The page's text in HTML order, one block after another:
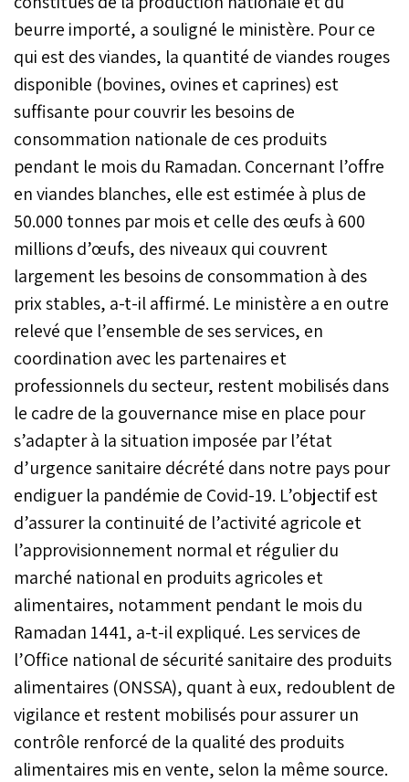
beurre importé, a souligné le ministère. Pour ce
qui est des viandes, la quantité de viandes rouges
disponible (bovines, ovines et caprines) est
suffisante pour couvrir les besoins de
consommation nationale de ces produits
pendant le mois du Ramadan. Concernant l’offre
en viandes blanches, elle est estimée à plus de
50.000 tonnes par mois et celle des œufs à 600
millions d’œufs, des niveaux qui couvrent
largement les besoins de consommation à des
prix stables, a-t-il affirmé. Le ministère a en outre
relevé que l’ensemble de ses services, en
coordination avec les partenaires et
professionnels du secteur, restent mobilisés dans
le cadre de la gouvernance mise en place pour
s’adapter à la situation imposée par l’état
d’urgence sanitaire décrété dans notre pays pour
endiguer la pandémie de Covid-19. L’objectif est
d’assurer la continuité de l’activité agricole et
l’approvisionnement normal et régulier du
marché national en produits agricoles et
alimentaires, notamment pendant le mois du
Ramadan 1441, a-t-il expliqué. Les services de
l’Office national de sécurité sanitaire des produits
alimentaires (ONSSA), quant à eux, redoublent de
vigilance et restent mobilisés pour assurer un
contrôle renforcé de la qualité des produits
alimentaires mis en vente, selon la même source.